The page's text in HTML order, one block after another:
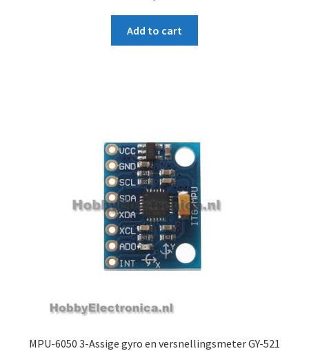
Add to cart
MPU-6050 3-Assige gyro en versnellingsmeter GY-521